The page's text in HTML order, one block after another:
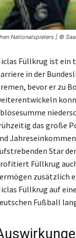
Nationalspielers | ©
Füllkrug ist ein
in der
bevor er zu
das große
Star
Füllkrug
zusätzlich
Füllkrug auf
Fußball